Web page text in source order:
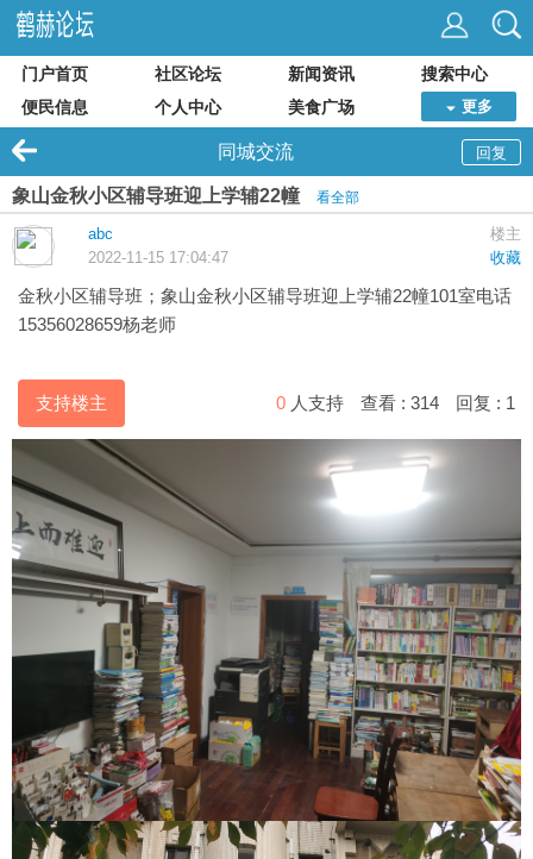
门户首页 社区论坛 新闻资讯
搜索中心
便民信息
个人中心 美食广场 更多
回复
同城交流
象山金秋小区辅导班迎上学辅22幢 看全部
楼主
abc
收藏
2022-11-15 17:04:47
金秋小区辅导班；象山金秋小区辅导班迎上学辅22幢101室电话
15356028659杨老师
支持楼主 0 人支持 查看 : 314 回复 : 1